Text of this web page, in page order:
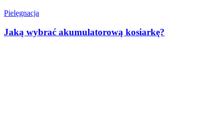
Pielęgnacja
Jaką wybrać akumulatorową kosiarkę?